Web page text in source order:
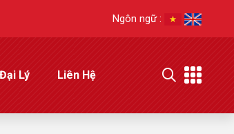
Ngôn ngữ :
Đại Lý Liên Hệ